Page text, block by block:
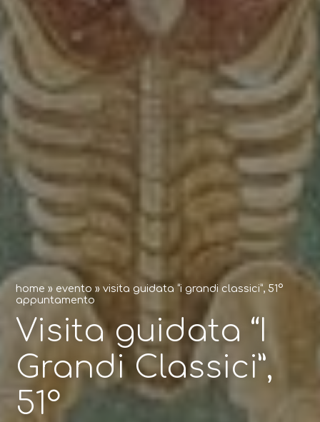
home » evento »visita guidata “i grandi classici”, 51°
appuntamento
Visita guidata “I
Grandi Classici”,
51°